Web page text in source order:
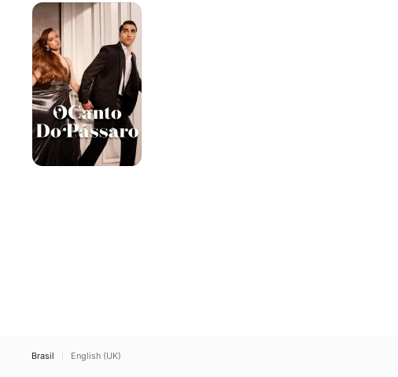
O
Canto
do
Pássaro
Brasil English (UK)